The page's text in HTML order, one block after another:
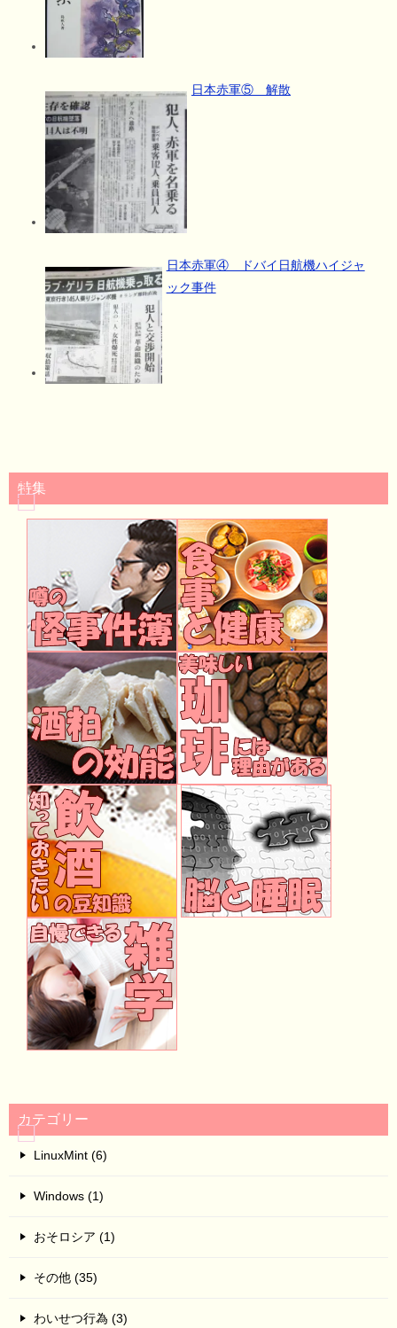
日本赤軍⑤ 解散
日本赤軍④ ドバイ日航機ハイジャ
ック事件
特集
カテゴリー
LinuxMint (6)
Windows (1)
おそロシア (1)
その他 (35)
わいせつ行為 (3)